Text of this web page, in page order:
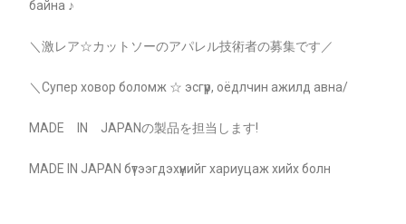
байна ♪
＼激レア☆カットソーのアパレル技術者の募集です／
＼Супер ховор боломж ☆ эсгүүр, оёдлчин ажилд авна/
MADE IN JAPANの製品を担当します!
MADE IN JAPAN бүтээгдэхүүнийг хариуцаж хийх болн